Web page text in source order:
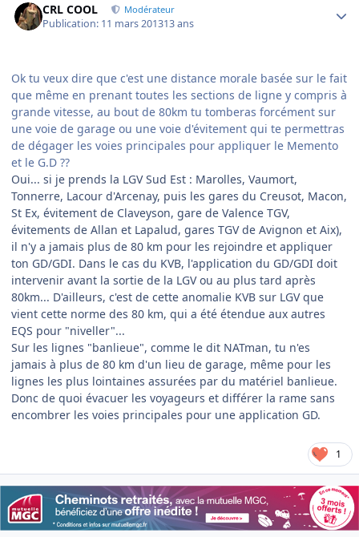
CRL COOL Modérateur
Publication: 11 mars 201313 ans
Ok tu veux dire que c'est une distance morale basée sur le fait
que même en prenant toutes les sections de ligne y compris à
grande vitesse, au bout de 80km tu tomberas forcément sur
une voie de garage ou une voie d'évitement qui te permettras
de dégager les voies principales pour appliquer le Memento
et le G.D ??
Oui... si je prends la LGV Sud Est : Marolles, Vaumort,
Tonnerre, Lacour d'Arcenay, puis les gares du Creusot, Macon,
St Ex, évitement de Claveyson, gare de Valence TGV,
évitements de Allan et Lapalud, gares TGV de Avignon et Aix),
il n'y a jamais plus de 80 km pour les rejoindre et appliquer
ton GD/GDI. Dans le cas du KVB, l'application du GD/GDI doit
intervenir avant la sortie de la LGV ou au plus tard après
80km... D'ailleurs, c'est de cette anomalie KVB sur LGV que
vient cette norme des 80 km, qui a été étendue aux autres
EQS pour "niveller"...
Sur les lignes "banlieue", comme le dit NATman, tu n'es
jamais à plus de 80 km d'un lieu de garage, même pour les
lignes les plus lointaines assurées par du matériel banlieue.
Donc de quoi évacuer les voyageurs et différer la rame sans
encombrer les voies principales pour une application GD.
1